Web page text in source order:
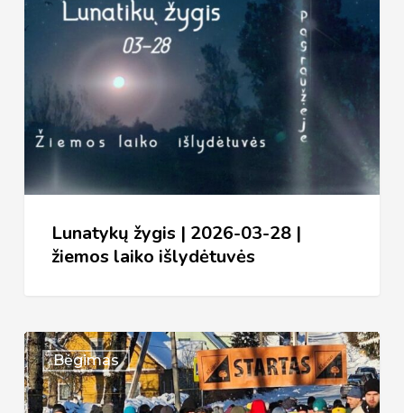
|
28
žiemos
laiko
išlydėtuvės
Lunatykų žygis | 2026-03-28 |
žiemos laiko išlydėtuvės
Bėgimas
XXXVI
bėgimas
Aplink